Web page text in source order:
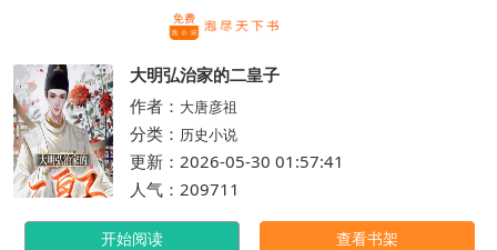
大明弘治家的二皇子
作者： 大唐彦祖
分类： 历史小说
更新：2026-05-30 01:57:41
人气：209711
开始阅读 查看书架